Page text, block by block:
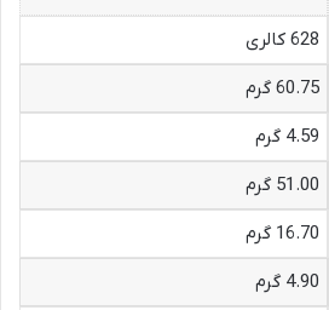
628 کالری
60.75 گرم
4.59 گرم
51.00 گرم
16.70 گرم
4.90 گرم